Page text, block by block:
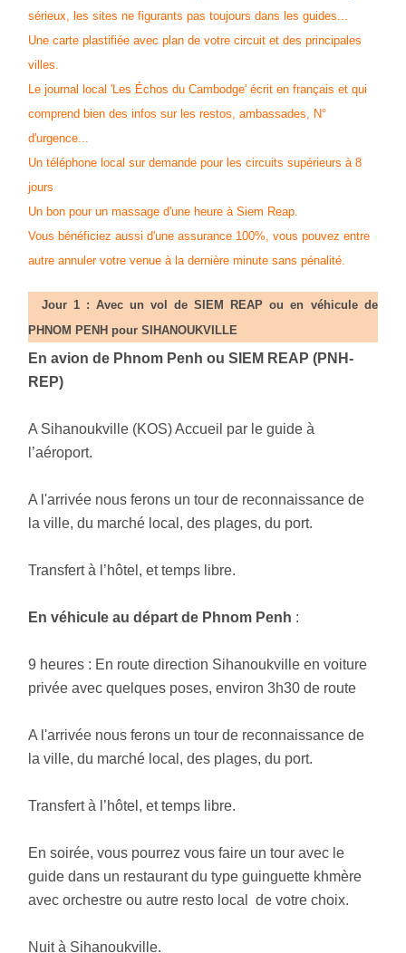
sérieux, les sites ne figurants pas toujours dans les guides...
Une carte plastifiée avec plan de votre circuit et des principales
villes.
Le journal local 'Les Échos du Cambodge' écrit en français et qui
comprend bien des infos sur les restos, ambassades, N°
d'urgence...
Un téléphone local sur demande pour les circuits supérieurs à 8
jours
Un bon pour un massage d'une heure à Siem Reap.
Vous bénéficiez aussi d'une assurance 100%, vous pouvez entre
autre annuler votre venue à la dernière minute sans pénalité.
Jour 1 : Avec un vol de SIEM REAP ou en véhicule de
PHNOM PENH pour SIHANOUKVILLE
En avion de Phnom Penh ou SIEM REAP (PNH-
REP)
A Sihanoukville (KOS) Accueil par le guide à
l’aéroport.
A l'arrivée nous ferons un tour de reconnaissance de
la ville, du marché local, des plages, du port.
Transfert à l’hôtel, et temps libre.
En véhicule au départ de Phnom Penh :
9 heures : En route direction Sihanoukville en voiture
privée avec quelques poses, environ 3h30 de route
A l'arrivée nous ferons un tour de reconnaissance de
la ville, du marché local, des plages, du port.
Transfert à l’hôtel, et temps libre.
En soirée, vous pourrez vous faire un tour avec le
guide dans un restaurant du type guinguette khmère
avec orchestre ou autre resto local de votre choix.
Nuit à Sihanoukville.